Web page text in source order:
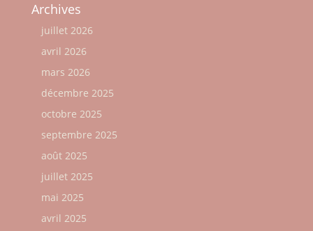
Archives
juillet 2026
avril 2026
mars 2026
décembre 2025
octobre 2025
septembre 2025
août 2025
juillet 2025
mai 2025
avril 2025